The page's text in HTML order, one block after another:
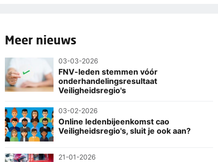
Meer nieuws
03-03-2026
FNV-leden stemmen vóór
onderhandelingsresultaat
Veiligheidsregio's
03-02-2026
Online ledenbijeenkomst cao
Veiligheidsregio's, sluit je ook aan?
21-01-2026